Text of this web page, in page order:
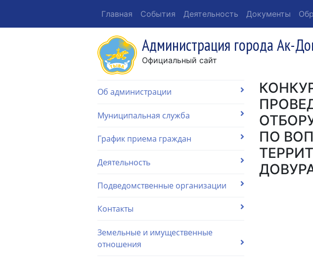
Главная События Деятельность Документы
Администрация города Ак-
Официальный сайт
Об администрации
Муниципальная служба
График приема граждан
Деятельность
Подведомственные организации
Контакты
Земельные и имущественные
отношения
ПО